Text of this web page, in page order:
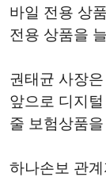
바일 전용 상
전용 상품을
권태균 사장
앞으로 디지
줄 보험상품
하나손보 관